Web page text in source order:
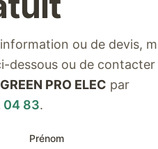
ou de devis,
dessous ou de contacter
GREEN PRO ELEC par
04 83.
Prénom